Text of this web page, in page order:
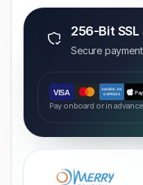
256-Bit
Secure
VISA
AMERICAN
EXPRESS
Pay
Pay onboard or in advance